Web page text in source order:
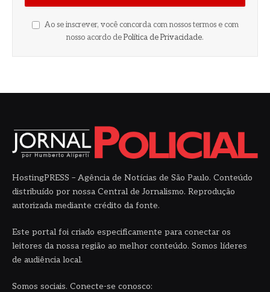
Ao se inscrever, você concorda com nossos termos e com
nosso acordo de Política de Privacidade.
HostingPRESS – Agência de Notícias de São Paulo. Conteúdo
distribuído por nossa Central de Jornalismo. Reprodução
autorizada mediante crédito da fonte.
Este portal foi criado especificamente para conectar os
leitores da nossa região ao melhor conteúdo. Somos líderes
de audiência local.
Somos sociais. Conecte-se conosco: